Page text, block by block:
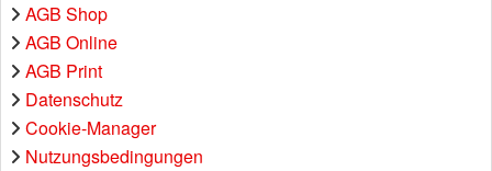
AGB Shop
AGB Online
AGB Print
Datenschutz
Cookie-Manager
Nutzungsbedingungen